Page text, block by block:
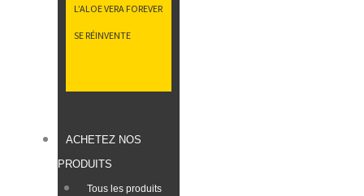
L’ALOE VERA FOREVER
SE RÉINVENTE
ACHETEZ NOS
PRODUITS
Tous les produits